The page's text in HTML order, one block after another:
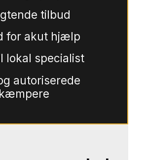
tilbud
for akut hjælp
lokal specialist
autoriserede